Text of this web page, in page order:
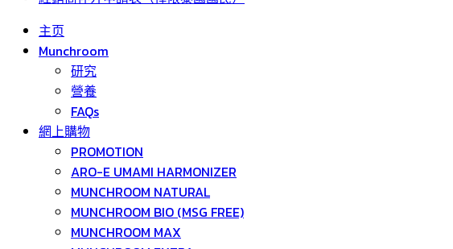
主页
Munchroom
研究
營養
FAQs
網上購物
PROMOTION
ARO-E UMAMI HARMONIZER
MUNCHROOM NATURAL
MUNCHROOM BIO (MSG FREE)
MUNCHROOM MAX